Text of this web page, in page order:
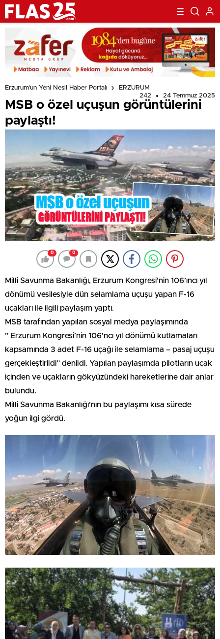
Erzurum'un Yeni Nesil Haber Portalı
ERZURUM
242
24 Temmuz 2025
MSB o özel uçuşun görüntülerini
paylaştı!
0 0
Milli Savunma Bakanlığı, Erzurum Kongresi’nin 106’ıncı yıl
dönümü vesilesiyle dün selamlama uçuşu yapan F-16
uçakları ile ilgili paylaşım yaptı.
MSB tarafından yapılan sosyal medya paylaşımında
” Erzurum Kongresi’nin 106’ncı yıl dönümü kutlamaları
kapsamında 3 adet F-16 uçağı ile selamlama – pasaj uçuşu
gerçekleştirildi” denildi. Yapılan paylaşımda pilotların uçak
içinden ve uçakların gökyüzündeki hareketlerine dair anlar
bulundu.
Milli Savunma Bakanlığı’nın bu paylaşımı kısa sürede
yoğun ilgi gördü.